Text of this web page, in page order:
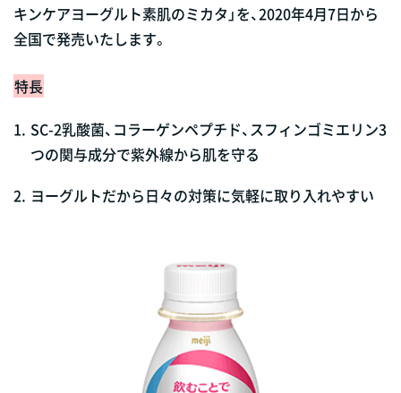
キンケアヨーグルト素肌のミカタ」を、2020年4月7日から
全国で発売いたします。
特長
1. SC-2乳酸菌、コラーゲンペプチド、スフィンゴミエリン3
つの関与成分で紫外線から肌を守る
2. ヨーグルトだから日々の対策に気軽に取り入れやすい